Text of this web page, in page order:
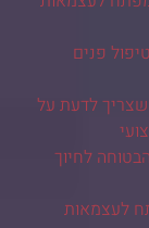
פנים
לדעת על
לחיוך
לעצמאות